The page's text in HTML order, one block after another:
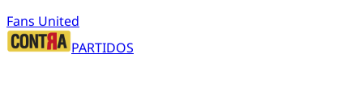
Fans United
PARTIDOS